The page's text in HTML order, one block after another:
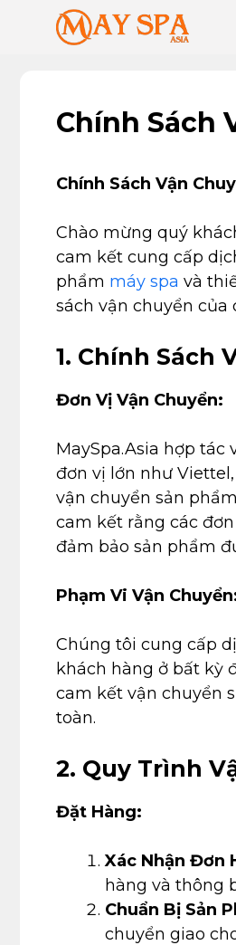
Chuyển
Chính Sách
Chính Sách Vận
Chào mừng quý
cam kết cung cấp
phẩm máy spa và
sách vận chuyển của
1. Chính Sách
Đơn Vị Vận Chuyển:
MaySpa.Asia hợp
đơn vị lớn như
vận chuyển sản
cam kết rằng các
đảm bảo sản phẩm
Phạm Vi Vận
Chúng tôi cung cấp
khách hàng ở bất kỳ
cam kết vận chuyển
toàn.
2. Quy Trình
Đặt Hàng:
Xác Nhận Đơn
hàng và thông
Chuẩn Bị Sản
chuyển giao